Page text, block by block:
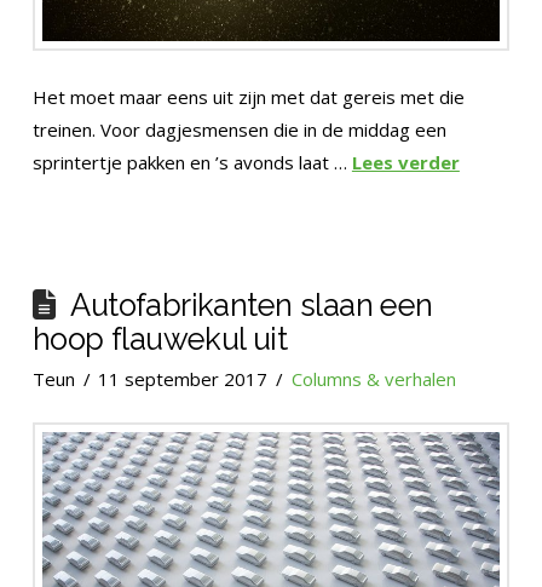
Het moet maar eens uit zijn met dat gereis met die
treinen. Voor dagjesmensen die in de middag een
sprintertje pakken en ’s avonds laat … Lees verder
Autofabrikanten slaan een
hoop flauwekul uit
Teun 11 september 2017 Columns & verhalen